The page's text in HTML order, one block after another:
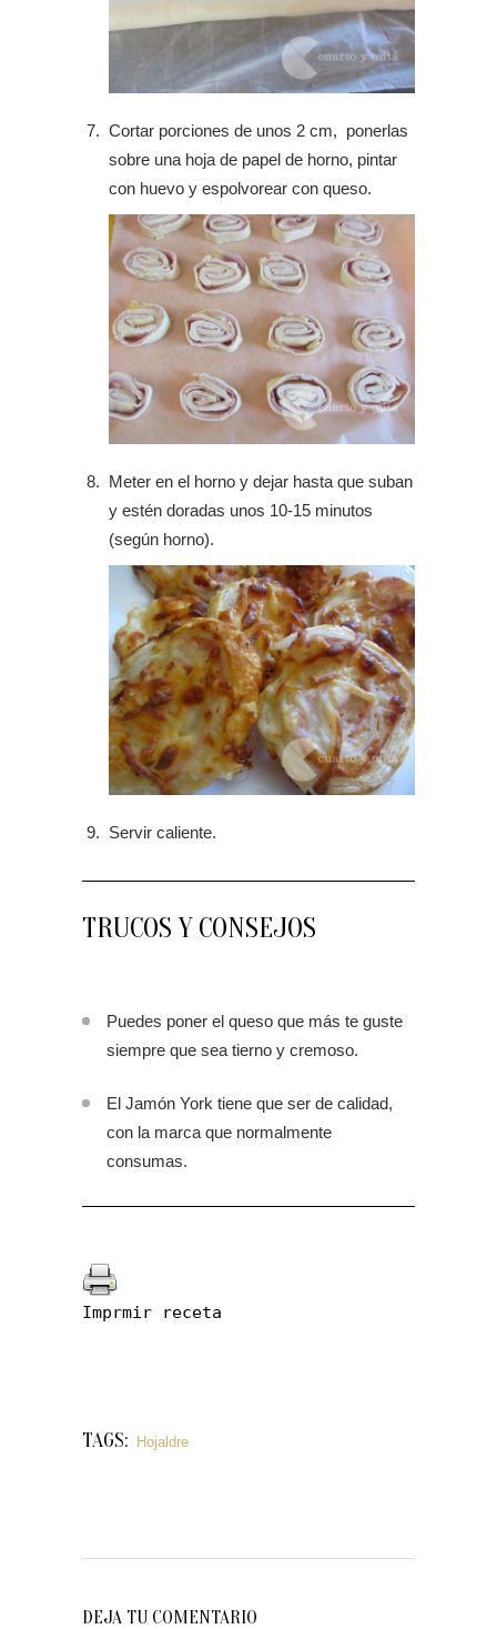
Cortar porciones de unos 2 cm, ponerlas
sobre una hoja de papel de horno, pintar
con huevo y espolvorear con queso.
Meter en el horno y dejar hasta que suban
y estén doradas unos 10-15 minutos
(según horno).
Servir caliente.
TRUCOS Y CONSEJOS
Puedes poner el queso que más te guste
siempre que sea tierno y cremoso.
El Jamón York tiene que ser de calidad,
con la marca que normalmente
consumas.
Imprmir receta
TAGS: Hojaldre
DEJA TU COMENTARIO